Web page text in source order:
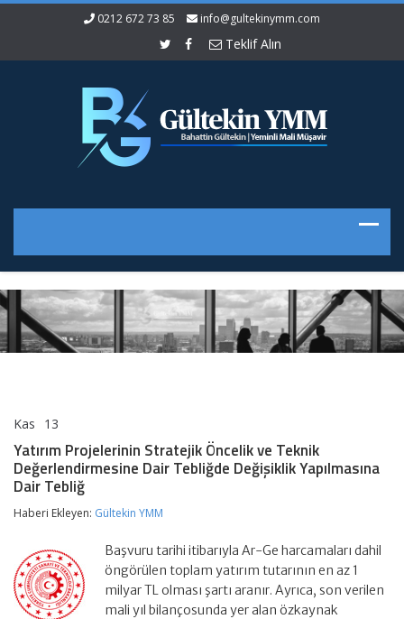
0212 672 73 85 info@gultekinymm.com
Teklif Alın
Kas 13
Stratejik
Öncelik
ve
Teknik
Değerlendirmesine
Tebliğde
Değişiklik
Yapılmasına
Dair
Tebliğ
Yatırım Projelerinin Stratejik Öncelik ve Teknik
Değerlendirmesine Dair Tebliğde Değişiklik Yapılmasına
Dair Tebliğ
Haberi Ekleyen: Gültekin YMM
Başvuru tarihi itibarıyla Ar-Ge harcamaları dahil
öngörülen toplam yatırım tutarının en az 1
milyar TL olması şartı aranır. Ayrıca, son verilen
mali yıl bilançosunda yer alan özkaynak